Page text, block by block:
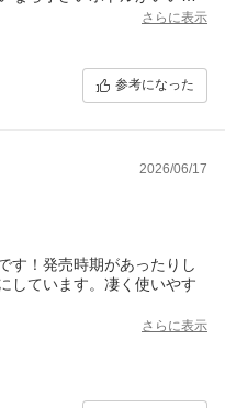
さらに表示
参考になった
2026/06/17
す！発売時期があったりし
しています。凄く使いやす
さらに表示